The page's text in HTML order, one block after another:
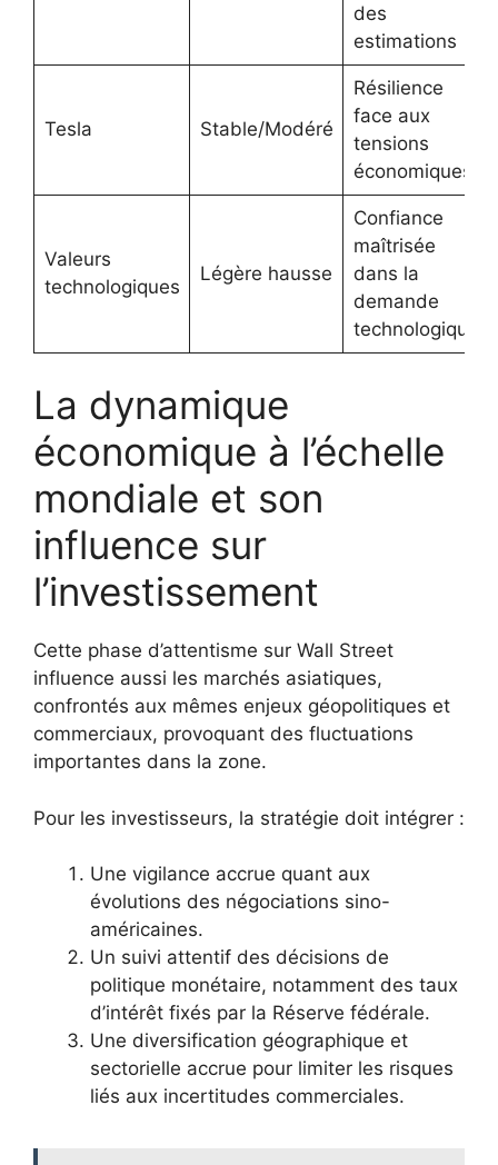
des
estimations
Tesla Stable/Modéré
Résilience
face aux
tensions
économiques
Valeurs
technologiques
Légère hausse
Confiance
maîtrisée
dans la
demande
technologique
La dynamique
économique à l’échelle
mondiale et son
influence sur
l’investissement
Cette phase d’attentisme sur Wall Street
influence aussi les marchés asiatiques,
confrontés aux mêmes enjeux géopolitiques et
commerciaux, provoquant des fluctuations
importantes dans la zone.
Pour les investisseurs, la stratégie doit intégrer :
Une vigilance accrue quant aux
évolutions des négociations sino-
américaines.
Un suivi attentif des décisions de
politique monétaire, notamment des taux
d’intérêt fixés par la Réserve fédérale.
Une diversification géographique et
sectorielle accrue pour limiter les risques
liés aux incertitudes commerciales.